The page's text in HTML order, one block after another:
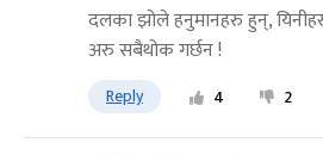
दलका झोले हनुमानहरु हुन्,
अरु सबैथोक गर्छन !
Reply 4 2